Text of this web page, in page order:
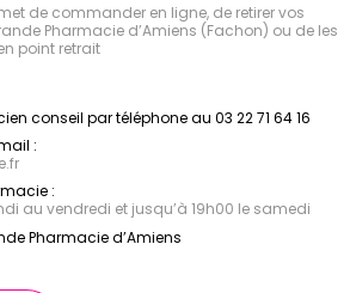
de commander en ligne, de retirer vos
Pharmacie d’Amiens (Fachon) ou de les
point retrait
conseil par téléphone au 03 22 71 64 16
:
:
au vendredi et jusqu’à 19h00 le samedi
Pharmacie d’Amiens